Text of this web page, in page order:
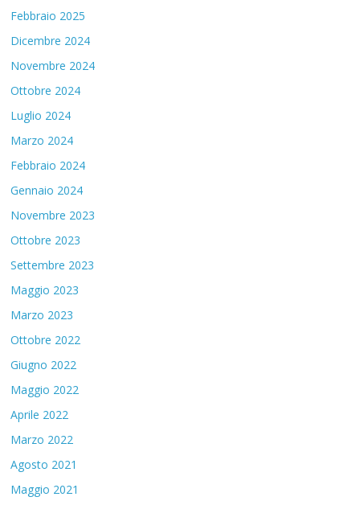
Febbraio 2025
Dicembre 2024
Novembre 2024
Ottobre 2024
Luglio 2024
Marzo 2024
Febbraio 2024
Gennaio 2024
Novembre 2023
Ottobre 2023
Settembre 2023
Maggio 2023
Marzo 2023
Ottobre 2022
Giugno 2022
Maggio 2022
Aprile 2022
Marzo 2022
Agosto 2021
Maggio 2021